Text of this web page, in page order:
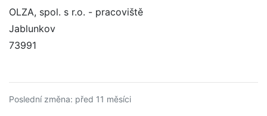
OLZA, spol. s r.o. - pracoviště
Jablunkov
73991
Poslední změna: před 11 měsíci